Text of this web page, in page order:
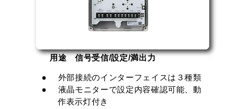
用途 信号受信/設定/満出力
外部接続のインターフェイスは３種類
液晶モニターで設定内容確認可能、動
作表示灯付き